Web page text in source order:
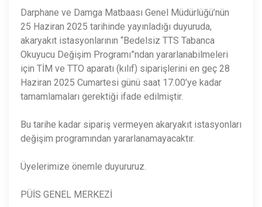
Darphane ve Damga Matbaası Genel Müdürlüğü’nün
25 Haziran 2025 tarihinde yayınladığı duyuruda,
akaryakıt istasyonlarının “Bedelsiz TTS Tabanca
Okuyucu Değişim Programı”ndan yararlanabilmeleri
için TİM ve TTO aparatı (kılıf) siparişlerini en geç 28
Haziran 2025 Cumartesi günü saat 17.00’ye kadar
tamamlamaları gerektiği ifade edilmiştir.
Bu tarihe kadar sipariş vermeyen akaryakıt istasyonları
değişim programından yararlanamayacaktır.
Üyelerimize önemle duyururuz.
PÜİS GENEL MERKEZİ